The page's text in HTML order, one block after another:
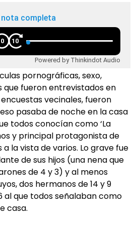
nota completa
10
Powered by Thinkindot Audio
pornográficas, sexo,
que fueron entrevistados en
vecinales, fueron
pasaba de noche en la casa
todos conocían como ‘La
y principal protagonista de
a la vista de varios. Lo grave fue
de sus hijos (una nena que
de 4 y 3) y al menos
dos hermanos de 14 y 9
al que todos señalaban como
casa.